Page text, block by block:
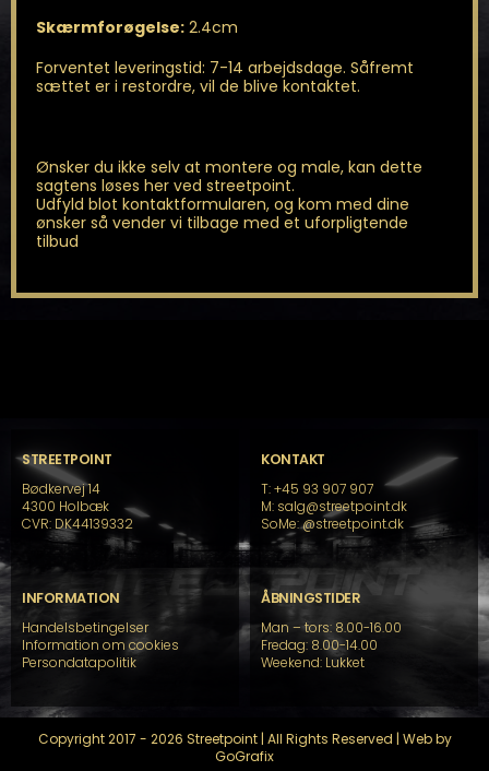
Skærmforøgelse:2.4cm
Forventet leveringstid: 7-14 arbejdsdage. Såfremt
sættet er i restordre, vil de blive kontaktet.
Ønsker du ikke selv at montere og male, kan dette
sagtens løses her ved streetpoint.
Udfyld blot kontaktformularen, og kom med dine
ønsker så vender vi tilbage med et uforpligtende
tilbud
STREETPOINT
Bødkervej 14
4300 Holbæk
CVR: DK44139332
KONTAKT
T: +45 93 907 907
M: salg@streetpoint.dk
SoMe:@streetpoint.dk
INFORMATION
Handelsbetingelser
Information om cookies
Persondatapolitik
ÅBNINGSTIDER
Man – tors: 8.00-16.00
Fredag: 8.00-14.00
Weekend: Lukket
Copyright 2017 - 2026 Streetpoint | All Rights Reserved | Web by
GoGrafix